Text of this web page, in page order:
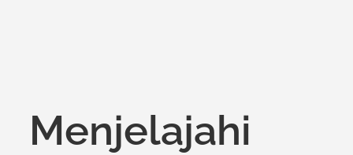
Menjelajahi